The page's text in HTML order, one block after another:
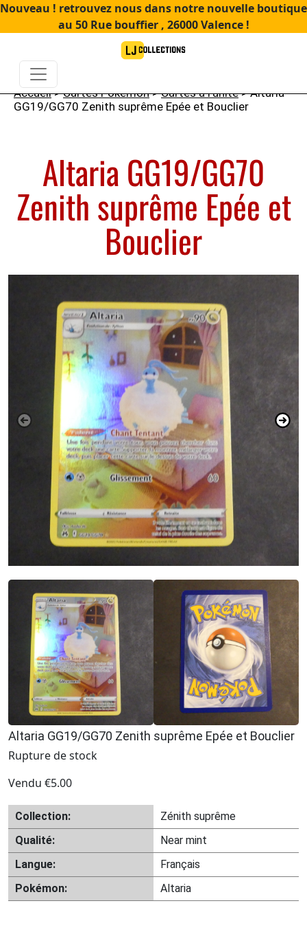
Nouveau ! retrouvez nous dans notre nouvelle boutique
au 50 Rue bouffier , 26000 Valence !
Accueil>Cartes Pokémon>Cartes à l'unité> Altaria
GG19/GG70 Zenith suprême Epée et Bouclier
Altaria GG19/GG70
Zenith suprême Epée et
Bouclier
Altaria GG19/GG70 Zenith suprême Epée et Bouclier
Rupture de stock
Vendu €5.00
Collection:
Zénith suprême
Qualité:
Near mint
Langue:
Français
Pokémon:
Altaria